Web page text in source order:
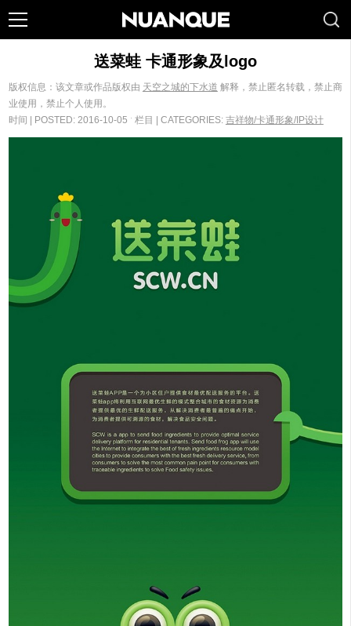
送菜蛙 卡通形象及logo
版权信息：该文章或作品版权由 天空之城的下水道 解释，禁止匿名转载，禁止商
业使用，禁止个人使用。
时间 | POSTED: 2016-10-05 ˑ 栏目 | CATEGORIES: 吉祥物/卡通形象/IP设计